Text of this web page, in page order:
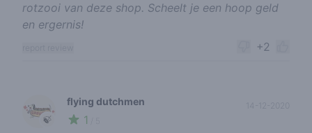
rotzooi van deze shop. Scheelt je een hoop geld
en ergernis!
+2
🍃
flying dutchmen
1